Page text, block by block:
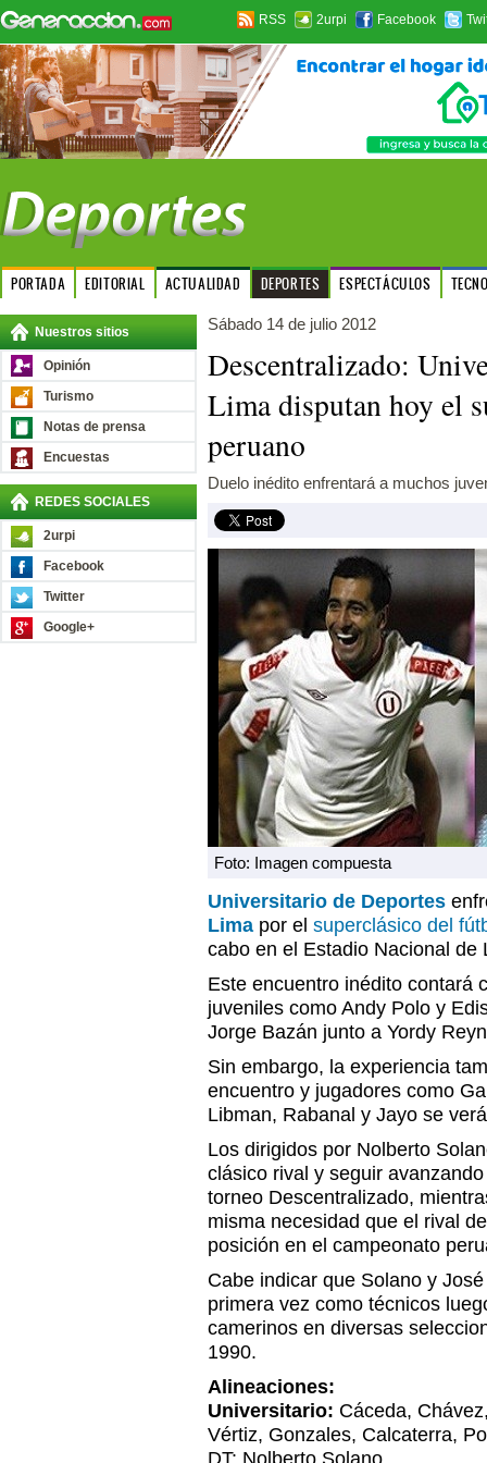
RSS 2urpi Facebook
PORTADA EDITORIAL ACTUALIDAD DEPORTES ESPECTÁCULOS
Nuestros sitios
Opinión
Turismo
Notas de prensa
Encuestas
REDES SOCIALES
2urpi
Facebook
Twitter
Google+
Sábado 14 de julio 2012
Descentralizado:
Lima disputan hoy el
peruano
Duelo inédito enfrentará a muchos
Foto: Imagen compuesta
Universitario de Deportes
Lima por el superclásico del
cabo en el Estadio Nacional de
Este encuentro inédito contará
juveniles como Andy Polo y
Jorge Bazán junto a Yordy
Sin embargo, la experiencia
encuentro y jugadores como
Libman, Rabanal y Jayo se
Los dirigidos por Nolberto
clásico rival y seguir
torneo Descentralizado,
misma necesidad que el rival
posición en el campeonato
Cabe indicar que Solano y
primera vez como técnicos
camerinos en diversas
1990.
Alineaciones:
Universitario: Cáceda,
Vértiz, Gonzales, Calcaterra,
DT: Nolberto Solano.